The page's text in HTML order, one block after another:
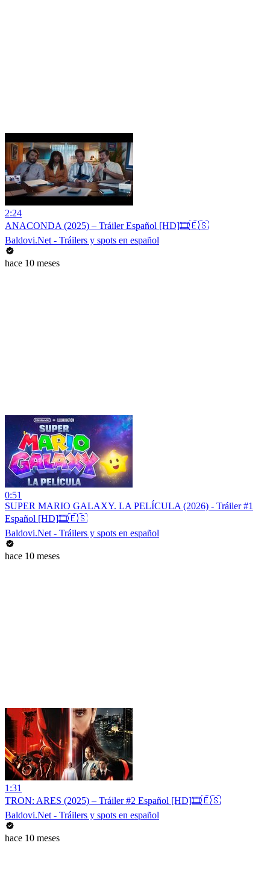
2:24
ANACONDA (2025) – Tráiler Español [HD]🎞️🇪🇸
Baldovi.Net - Tráilers y spots en español
hace 10 meses
0:51
SUPER MARIO GALAXY. LA PELÍCULA (2026) - Tráiler #1
Español [HD]🎞️🇪🇸
Baldovi.Net - Tráilers y spots en español
hace 10 meses
1:31
TRON: ARES (2025) – Tráiler #2 Español [HD]🎞️🇪🇸
Baldovi.Net - Tráilers y spots en español
hace 10 meses